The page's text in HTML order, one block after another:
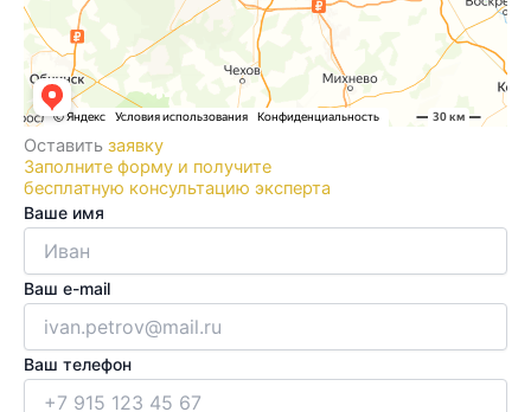
Оставить заявку
Заполните форму и получите
бесплатную консультацию эксперта
Ваше имя
Ваш e-mail
Ваш телефон